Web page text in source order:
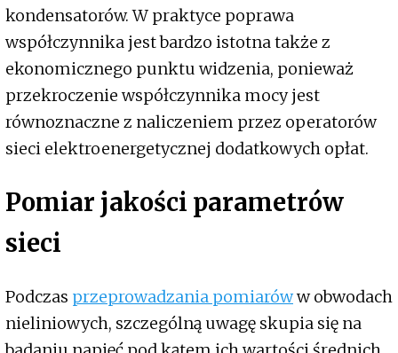
kondensatorów. W praktyce poprawa
współczynnika jest bardzo istotna także z
ekonomicznego punktu widzenia, ponieważ
przekroczenie współczynnika mocy jest
równoznaczne z naliczeniem przez operatorów
sieci elektroenergetycznej dodatkowych opłat.
Pomiar jakości parametrów
sieci
Podczas przeprowadzania pomiaróww obwodach
nieliniowych, szczególną uwagę skupia się na